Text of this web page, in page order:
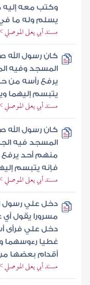
وكتب معه إليه
يسلم وله ما
مسند أبي يعلى
كان رسول الله
المسجد وفيه
يرفع رأسه من
يتبسم إليهما
مسند أبي يعلى
كان رسول الله
المسجد فيه
منهم أحد يرفع
فإنه يتبسم
مسند أبي يعلى
دخل علي رسول
مسرورا يقول أي
دخل علي فرأى
غطيا رءوسهما
أقدام بعضها
مسند أبي يعلى